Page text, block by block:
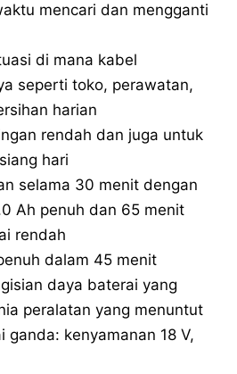
mencari dan mengganti
di mana kabel
seperti toko, perawatan,
harian
rendah dan juga untuk
hari
selama 30 menit dengan
Ah penuh dan 65 menit
rendah
dalam 45 menit
daya baterai yang
peralatan yang menuntut
ganda: kenyamanan 18 V,